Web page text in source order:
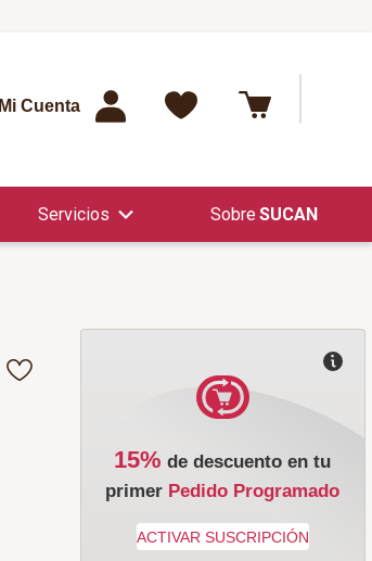
Mi Cuenta
Servicios SUCAN
15% de descuento en tu
primer Pedido Programado